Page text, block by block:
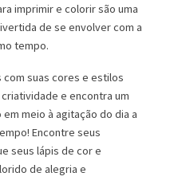
imprimir e colorir são uma
de se envolver com a
tempo.
suas cores e estilos
e encontra um
meio à agitação do dia a
Encontre seus
seus lápis de cor e
de alegria e